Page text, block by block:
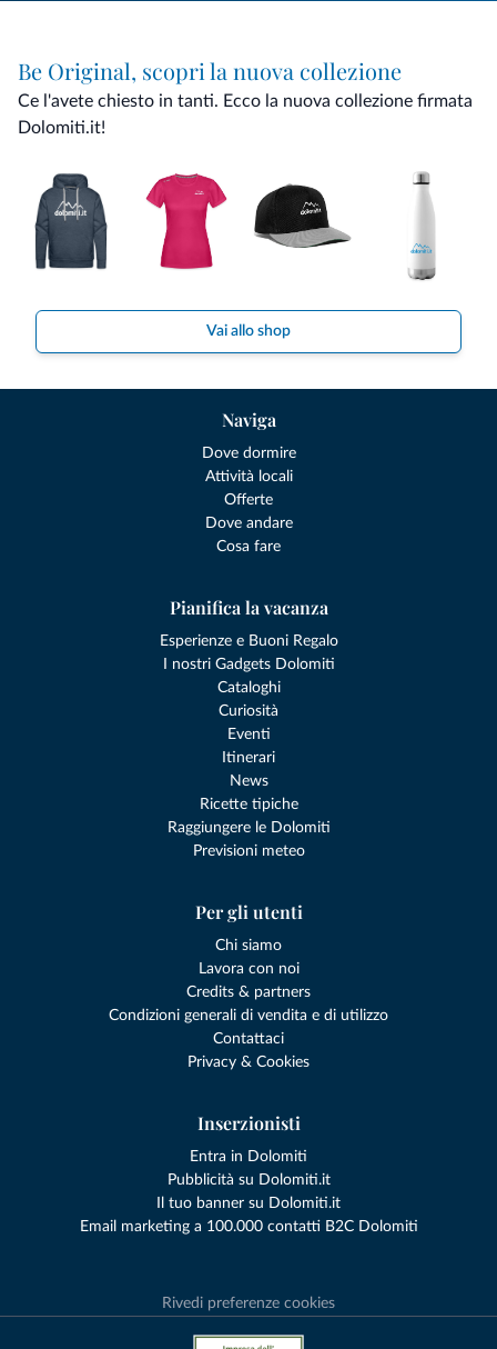
Be Original, scopri la nuova collezione
Ce l'avete chiesto in tanti. Ecco la nuova collezione firmata
Dolomiti.it!
Vai allo shop
Naviga
Dove dormire
Attività locali
Offerte
Dove andare
Cosa fare
Pianifica la vacanza
Esperienze e Buoni Regalo
I nostri Gadgets Dolomiti
Cataloghi
Curiosità
Eventi
Itinerari
News
Ricette tipiche
Raggiungere le Dolomiti
Previsioni meteo
Per gli utenti
Chi siamo
Lavora con noi
Credits & partners
Condizioni generali di vendita e di utilizzo
Contattaci
Privacy & Cookies
Inserzionisti
Entra in Dolomiti
Pubblicità su Dolomiti.it
Il tuo banner su Dolomiti.it
Email marketing a 100.000 contatti B2C Dolomiti
Rivedi preferenze cookies